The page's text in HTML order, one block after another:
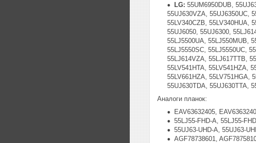
LG: 55UM6950DUB,
55UJ630VZA, 55UJ6350UC,
55LV340CZB, 55LV340HUA,
55UJ6050, 55UJ6300,
55LJ5500UA, 55LJ550MUB,
55LJ5550SC, 55LJ5550UC,
55LJ614VZA, 55LJ617TTB,
55LV541HTA, 55LV541HZA,
55LV661HZA, 55LV751HGA,
55UJ630TDA, 55UJ630TTA,
Аналоги планок:
EAV63632405,
55LJ55-FHD-A, 55LJ55-
55UJ63-UHD-A, 55UJ63-
AGF78738601,